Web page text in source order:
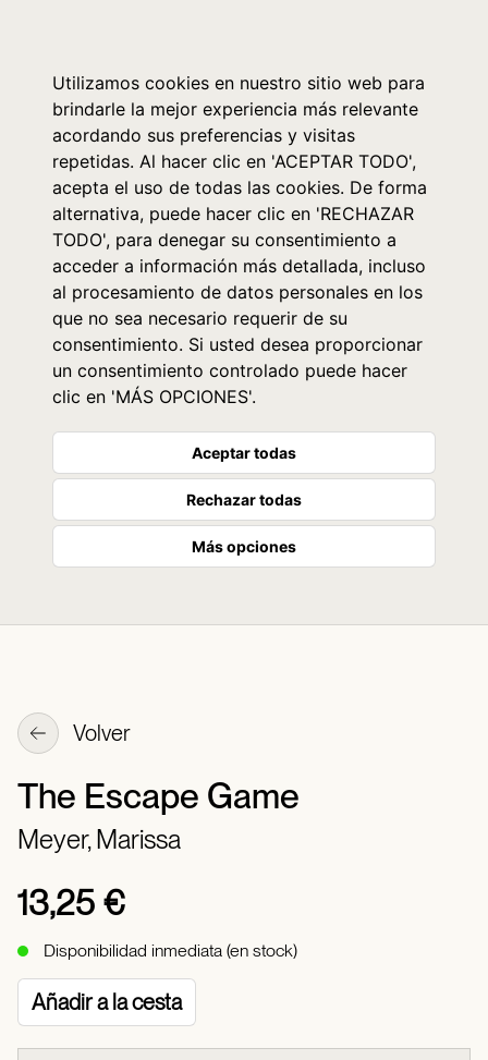
Utilizamos cookies en nuestro sitio web para
brindarle la mejor experiencia más relevante
acordando sus preferencias y visitas
repetidas. Al hacer clic en 'ACEPTAR TODO',
acepta el uso de todas las cookies. De forma
alternativa, puede hacer clic en 'RECHAZAR
TODO', para denegar su consentimiento a
acceder a información más detallada, incluso
al procesamiento de datos personales en los
que no sea necesario requerir de su
consentimiento. Si usted desea proporcionar
un consentimiento controlado puede hacer
clic en 'MÁS OPCIONES'.
Aceptar todas
Rechazar todas
Más opciones
Volver
The Escape Game
Meyer, Marissa
13,25 €
Disponibilidad inmediata (en stock)
Añadir a la cesta